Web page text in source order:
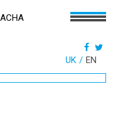
UK EN